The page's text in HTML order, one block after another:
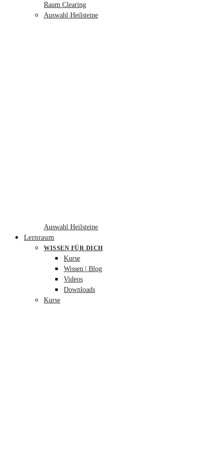
Raum Clearing
Auswahl Heilsteine
Auswahl Heilsteine
Lernraum
WISSEN FÜR DICH
Kurse
Wissen | Blog
Videos
Downloads
Kurse